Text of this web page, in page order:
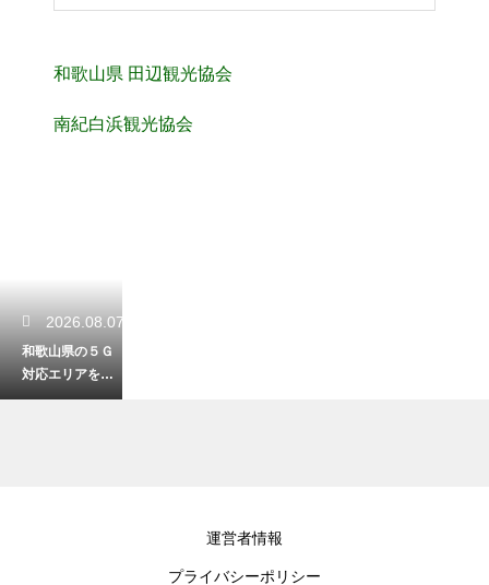
和歌山県 田辺観光協会
南紀白浜観光協会
2026.08.07
和歌山県の５Ｇ
対応エリアを解
説！快適な通信
運営者情報
プライバシーポリシー